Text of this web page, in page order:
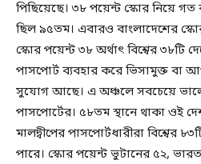
পিছিয়েছে। ৩৮ পয়েন্ট স্কোর নিয়ে
ছিল ৯৫তম। এবারও বাংলাদেশের
স্কোর পয়েন্ট ৩৮ অর্থাৎ বিশ্বের ৩৮টি
পাসপোর্ট ব্যবহার করে ভিসামুক্ত বা
সুযোগ আছে। এ অঞ্চলে সবচেয়ে ভালো
পাসপোর্টের। ৫৮তম স্থানে থাকা ওই
মালদ্বীপের পাসপোর্টধারীরা বিশ্বের
পারে। স্কোর পয়েন্ট ভুটানের ৫২, ভারত